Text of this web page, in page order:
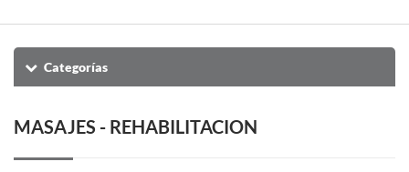
Categorías
MASAJES - REHABILITACION